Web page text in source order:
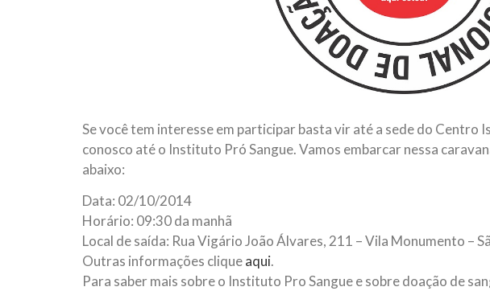
Se você tem interesse em participar basta vir até a sede do Centro
conosco até o Instituto Pró Sangue. Vamos embarcar nessa
abaixo:
Data: 02/10/2014
Horário: 09:30 da manhã
Local de saída: Rua Vigário João Álvares, 211 – Vila Monumento –
Outras informações cliqueaqui.
Para saber mais sobre o Instituto Pro Sangue e sobre doação de